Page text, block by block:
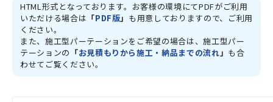
HTML形式となっております。お客様の環境にてPDFがご利用
いただける場合は 「PDF版」 も用意しておりますので、ご利用
ください。
また、施工型パーテーションをご希望の場合は、施工型パー
テーションの 「お見積もりから施工・納品までの流れ」 も合
わせてご覧ください。